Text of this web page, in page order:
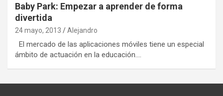
Baby Park: Empezar a aprender de forma
divertida
24 mayo, 2013 Alejandro
El mercado de las aplicaciones móviles tiene un especial
ámbito de actuación en la educación.…